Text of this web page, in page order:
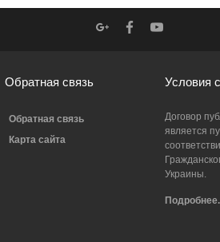
Обратная связь
Обратная связь
Карта сайта
Условия
Договор
является
Украины.